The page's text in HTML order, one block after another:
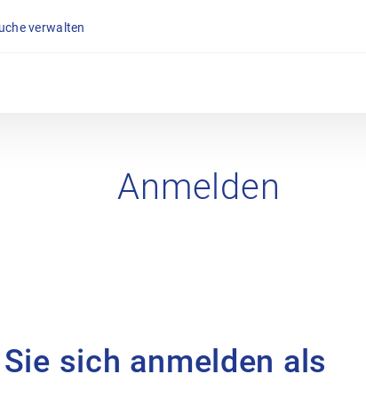
verwalten
Anmelden
sich anmelden als